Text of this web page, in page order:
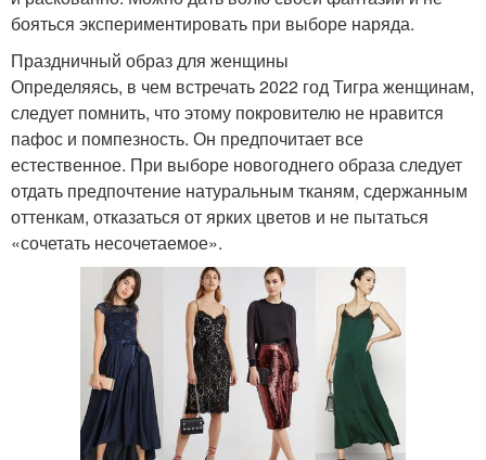
бояться экспериментировать при выборе наряда.
Праздничный образ для женщины
Определяясь, в чем встречать 2022 год Тигра женщинам,
следует помнить, что этому покровителю не нравится
пафос и помпезность. Он предпочитает все
естественное. При выборе новогоднего образа следует
отдать предпочтение натуральным тканям, сдержанным
оттенкам, отказаться от ярких цветов и не пытаться
«сочетать несочетаемое».